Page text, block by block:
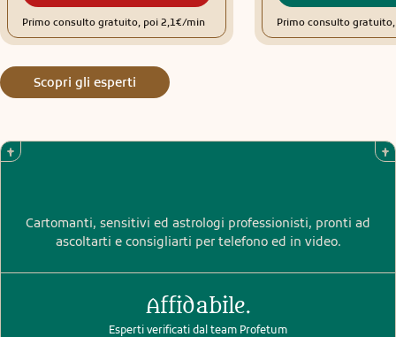
Primo consulto gratuito, poi 2,1€/min Primo consulto
Scopri gli esperti
Cartomanti, sensitivi ed astrologi professionisti, pronti ad
ascoltarti e consigliarti per telefono ed in video.
Affidabile.
Esperti verificati dal team Profetum